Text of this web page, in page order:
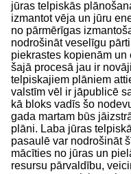
jūras telpiskās
izmantot vēja un jūru
no pārmērīgas
nodrošināt veselīgu
piekrastes kopienām
šajā procesā jau ir
telpiskajiem plāniem
valstīm vēl ir jāpublicē
kā bloks vadīs šo
gada martam būs
plāni. Laba jūras
pasaulē var nodrošināt
mācīties no jūras un
resursu pārvaldību,